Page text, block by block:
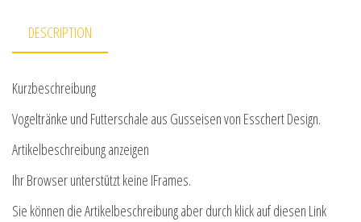
DESCRIPTION
Kurzbeschreibung
Vogeltränke und Futterschale aus Gusseisen von Esschert Design.
Artikelbeschreibung anzeigen
Ihr Browser unterstützt keine IFrames.
Sie können die Artikelbeschreibung aber durch klick auf diesen Link